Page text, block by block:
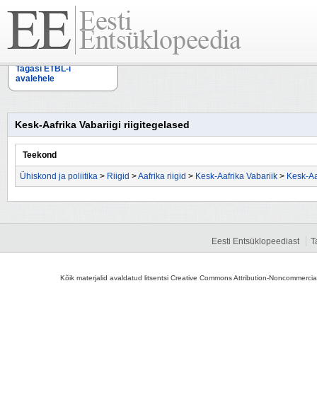
Tagasi ETBL-i
avalehele
Kesk-Aafrika Vabariigi riigitegelased
Teekond
Ühiskond ja poliitika > Riigid >Aafrika riigid > Kesk-Aafrika Vabariik > Kesk-
Eesti Entsüklopeediast
Kõik materjalid avaldatud litsentsi Creative Commons Attribution-